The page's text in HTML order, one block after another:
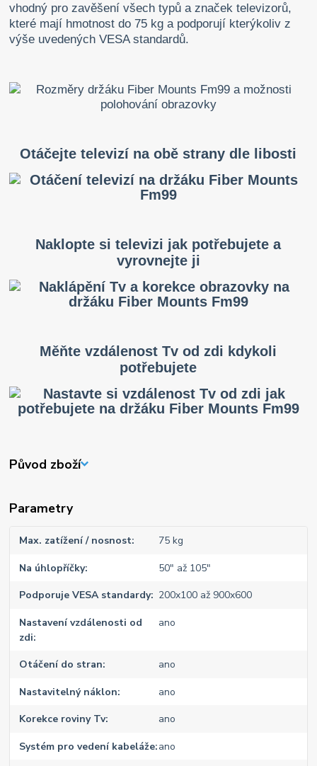
vhodný pro zavěšení všech typů a značek televizorů,
které mají hmotnost do 75 kg a podporují kterýkoliv z
výše uvedených VESA standardů.
Otáčejte televizí na obě strany dle libosti
Naklopte si televizi jak potřebujete a
vyrovnejte ji
Měňte vzdálenost Tv od zdi kdykoli
potřebujete
Původ zboží
Parametry
Max. zatížení / nosnost 75 kg
Na úhlopříčky 50" až 105"
Podporuje VESA standardy 200x100 až 900x600
Nastavení vzdálenosti od
zdi
ano
Otáčení do stran ano
Nastavitelný náklon ano
Korekce roviny Tv ano
Systém pro vedení kabeláže ano